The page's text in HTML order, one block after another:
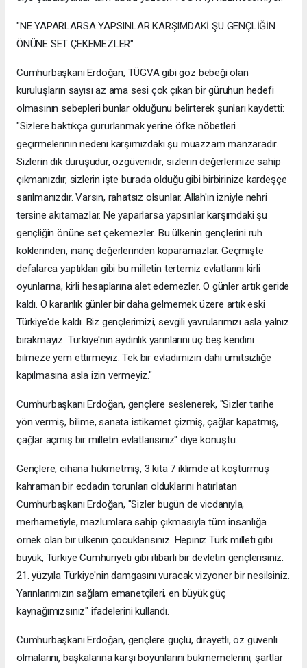
"NE YAPARLARSA YAPSINLAR KARŞIMDAKİ ŞU GENÇLİĞİN
ÖNÜNE SET ÇEKEMEZLER"
Cumhurbaşkanı Erdoğan, TÜGVA gibi göz bebeği olan
kuruluşların sayısı az ama sesi çok çıkan bir güruhun hedefi
olmasının sebepleri bunlar olduğunu belirterek şunları kaydetti:
"Sizlere baktıkça gururlanmak yerine öfke nöbetleri
geçirmelerinin nedeni karşımızdaki şu muazzam manzaradır.
Sizlerin dik duruşudur, özgüvenidir, sizlerin değerlerinize sahip
çıkmanızdır, sizlerin işte burada olduğu gibi birbirinize kardeşçe
sarılmanızdır. Varsın, rahatsız olsunlar. Allah'ın izniyle nehri
tersine akıtamazlar. Ne yaparlarsa yapsınlar karşımdaki şu
gençliğin önüne set çekemezler. Bu ülkenin gençlerini ruh
köklerinden, inanç değerlerinden koparamazlar. Geçmişte
defalarca yaptıkları gibi bu milletin tertemiz evlatlarını kirli
oyunlarına, kirli hesaplarına alet edemezler. O günler artık geride
kaldı. O karanlık günler bir daha gelmemek üzere artık eski
Türkiye'de kaldı. Biz gençlerimizi, sevgili yavrularımızı asla yalnız
bırakmayız. Türkiye'nin aydınlık yarınlarını üç beş kendini
bilmeze yem ettirmeyiz. Tek bir evladımızın dahi ümitsizliğe
kapılmasına asla izin vermeyiz."
Cumhurbaşkanı Erdoğan, gençlere seslenerek, "Sizler tarihe
yön vermiş, bilime, sanata istikamet çizmiş, çağlar kapatmış,
çağlar açmış bir milletin evlatlarısınız" diye konuştu.
Gençlere, cihana hükmetmiş, 3 kıta 7 iklimde at koşturmuş
kahraman bir ecdadın torunları olduklarını hatırlatan
Cumhurbaşkanı Erdoğan, "Sizler bugün de vicdanıyla,
merhametiyle, mazlumlara sahip çıkmasıyla tüm insanlığa
örnek olan bir ülkenin çocuklarısınız. Hepiniz Türk milleti gibi
büyük, Türkiye Cumhuriyeti gibi itibarlı bir devletin gençlerisiniz.
21. yüzyıla Türkiye'nin damgasını vuracak vizyoner bir nesilsiniz.
Yarınlarımızın sağlam emanetçileri, en büyük güç
kaynağımızsınız" ifadelerini kullandı.
Cumhurbaşkanı Erdoğan, gençlere güçlü, dirayetli, öz güvenli
olmalarını, başkalarına karşı boyunlarını bükmemelerini, şartlar